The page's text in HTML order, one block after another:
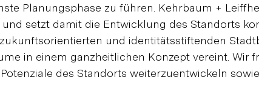
Planungsphase zu führen. Kehrbaum +
setzt damit die Entwicklung des Standorts
und identitätsstiftenden
in einem ganzheitlichen Konzept vereint.
des Standorts weiterzuentwickeln